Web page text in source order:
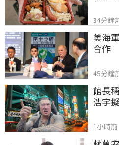
34分鐘
美海
合作
45分鐘
館長
浩宇
1小時前